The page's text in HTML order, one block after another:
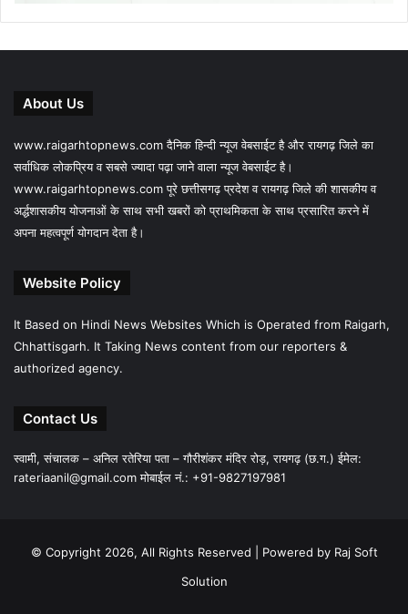
About Us
www.raigarhtopnews.com दैनिक हिन्दी न्यूज वेबसाईट है और रायगढ़ जिले का
सर्वाधिक लोकप्रिय व सबसे ज्यादा पढ़ा जाने वाला न्यूज वेबसाईट है।
www.raigarhtopnews.com पूरे छत्तीसगढ़ प्रदेश व रायगढ़ जिले की शासकीय व
अर्द्धशासकीय योजनाओं के साथ सभी खबरों को प्राथमिकता के साथ प्रसारित करने में
अपना महत्वपूर्ण योगदान देता है।
Website Policy
It Based on Hindi News Websites Which is Operated from Raigarh,
Chhattisgarh. It Taking News content from our reporters &
authorized agency.
Contact Us
स्वामी, संचालक – अनिल रतेरिया पता – गौरीशंकर मंदिर रोड़, रायगढ़ (छ.ग.) ईमेल:
rateriaanil@gmail.comमोबाईल नं.: +91-9827197981
© Copyright 2026, All Rights Reserved | Powered by Raj Soft
Solution